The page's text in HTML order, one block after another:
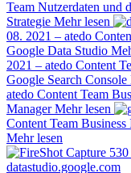
Team Nutzerdaten und
Strategie Mehr lesen
08. 2021 – atedo
Google Data Studio
2021 – atedo Content
Google Search Console
atedo Content Team
Manager Mehr lesen
Content Team
Mehr lesen